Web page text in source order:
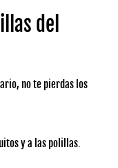
del
no te pierdas los
y a las polillas.